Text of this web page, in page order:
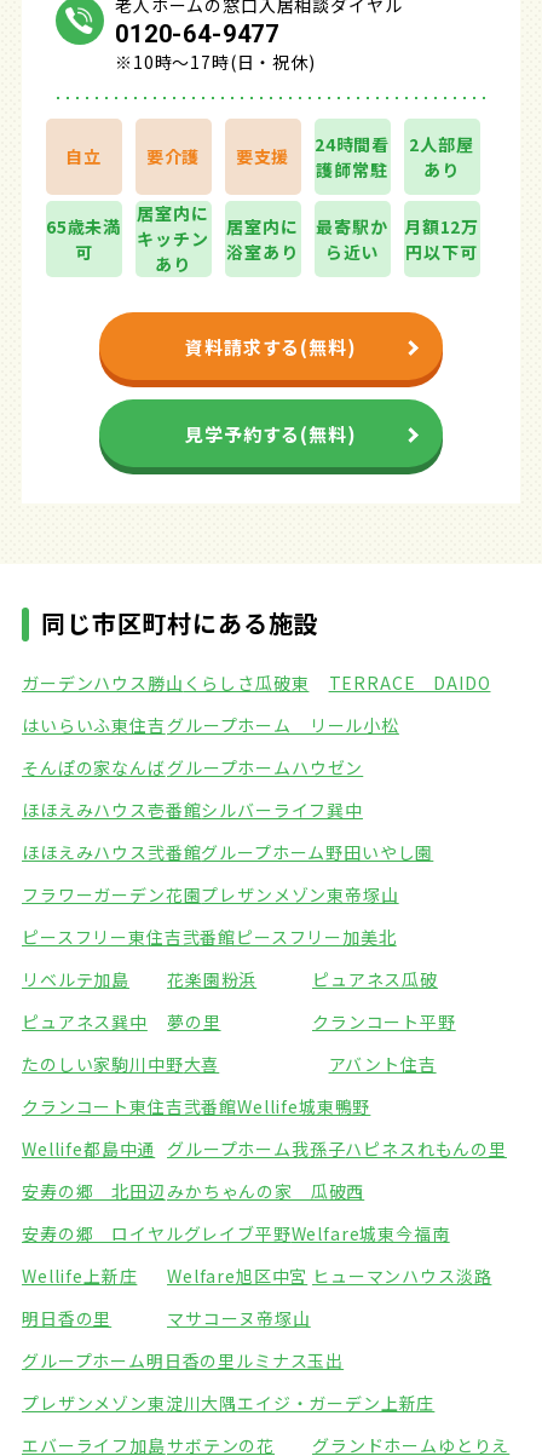
老人ホームの窓口入居相談ダイヤル
0120-64-9477
※10時～17時(日・祝休)
自立 要介護 要支援
24時間看
護師常駐
2人部屋
あり
65歳未満
可
居室内に
キッチン
あり
居室内に
浴室あり
最寄駅か
ら近い
月額12万
円以下可
資料請求する(無料)
見学予約する(無料)
同じ市区町村にある施設
ガーデンハウス勝山 くらしさ瓜破東
TERRACE DAIDO
はいらいふ東住吉 グループホーム リール小松
そんぽの家なんばグループホームハウゼン
ほほえみハウス壱番館シルバーライフ巽中
ほほえみハウス弐番館グループホーム野田いやし園
フラワーガーデン花園プレザンメゾン東帝塚山
ピースフリー東住吉弐番館ピースフリー加美北
リベルテ加島
花楽園粉浜
ピュアネス瓜破
ピュアネス巽中
夢の里
クランコート平野
たのしい家駒川中野大喜
アバント住吉
クランコート東住吉弐番館Wellife城東鴨野
Wellife都島中通
グループホーム我孫子ハピネスれもんの里
安寿の郷 北田辺 みかちゃんの家 瓜破西
安寿の郷 ロイヤルグレイブ平野Welfare城東今福南
Wellife上新庄
Welfare旭区中宮 ヒューマンハウス淡路
明日香の里
マサコーヌ帝塚山
グループホーム明日香の里 ルミナス玉出
プレザンメゾン東淀川大隅エイジ・ガーデン上新庄
エバーライフ加島サボテンの花
グランドホームゆとりえ